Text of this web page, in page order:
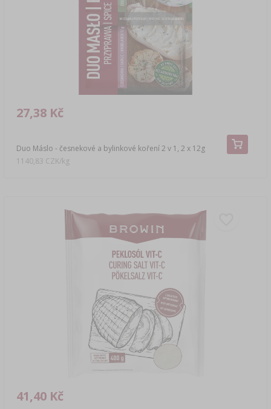
Duo Máslo - česnekové a bylinkové koření 2 v 1, 2 x 12g
27,38 Kč
1140,83 CZK/kg
41,40 Kč